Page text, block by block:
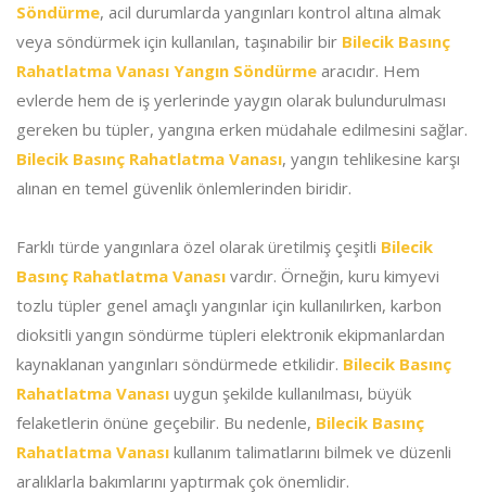
Söndürme, acil durumlarda yangınları kontrol altına almak
veya söndürmek için kullanılan, taşınabilir bir Bilecik Basınç
Rahatlatma Vanası Yangın Söndürme aracıdır. Hem
evlerde hem de iş yerlerinde yaygın olarak bulundurulması
gereken bu tüpler, yangına erken müdahale edilmesini sağlar.
Bilecik Basınç Rahatlatma Vanası, yangın tehlikesine karşı
alınan en temel güvenlik önlemlerinden biridir.
Farklı türde yangınlara özel olarak üretilmiş çeşitli Bilecik
Basınç Rahatlatma Vanası vardır. Örneğin, kuru kimyevi
tozlu tüpler genel amaçlı yangınlar için kullanılırken, karbon
dioksitli yangın söndürme tüpleri elektronik ekipmanlardan
kaynaklanan yangınları söndürmede etkilidir. Bilecik Basınç
Rahatlatma Vanası uygun şekilde kullanılması, büyük
felaketlerin önüne geçebilir. Bu nedenle, Bilecik Basınç
Rahatlatma Vanası kullanım talimatlarını bilmek ve düzenli
aralıklarla bakımlarını yaptırmak çok önemlidir.